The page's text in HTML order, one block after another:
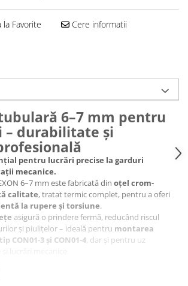
Favorite Cere informatii
6–7 mm pentru
– durabilitate și
pentru lucrări precise la garduri
mecanice.
6–7 mm este fabricată din oțel crom-
calitate, tratat termic complet, pentru a oferi
la rupere și torsiune.
asigură o prindere fermă, reducând riscul
și piulițelor – ideală pentru montarea
CON01-3 și CON01-4, dar și pentru uz
utilizare și performanță constantă